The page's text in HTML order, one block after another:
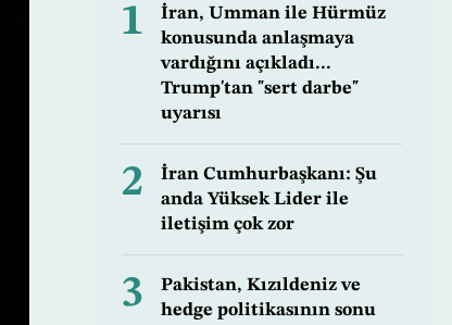
1
İran, Umman ile Hürmüz
konusunda anlaşmaya
vardığını açıkladı...
Trump'tan "sert darbe"
uyarısı
2
İran Cumhurbaşkanı: Şu
anda Yüksek Lider ile
iletişim çok zor
3
Pakistan, Kızıldeniz ve
hedge politikasının sonu